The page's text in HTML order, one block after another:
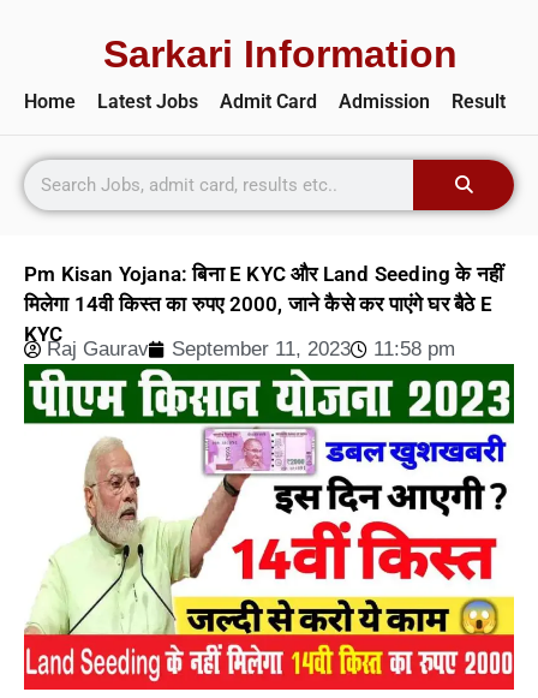
Sarkari Information
Home Latest Jobs Admit Card Admission Result
Pm Kisan Yojana: बिना E KYC और Land Seeding के नहीं
मिलेगा 14वी किस्त का रुपए 2000, जाने कैसे कर पाएंगे घर बैठे E
KYC
Raj Gaurav September 11, 2023 11:58 pm